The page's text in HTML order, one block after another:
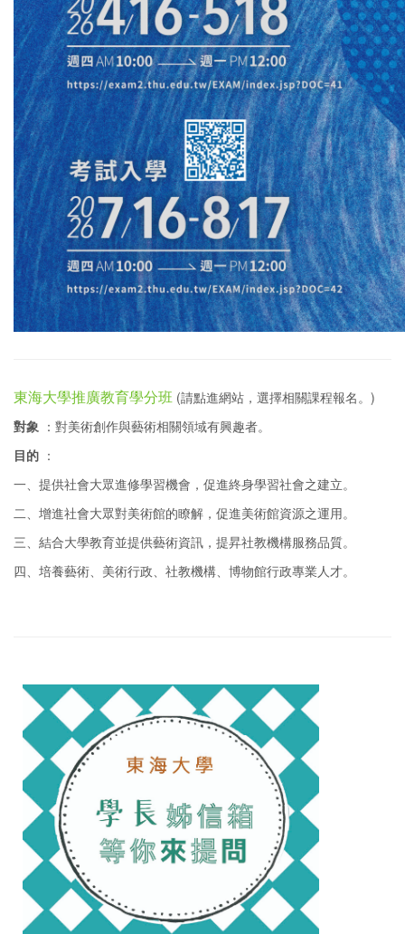
東海大學推廣教育學分班 (請點進網站，選擇相關課程報名。)
對象 ：對美術創作與藝術相關領域有興趣者。
目的 ：
一、提供社會大眾進修學習機會，促進終身學習社會之建立。
二、增進社會大眾對美術館的瞭解，促進美術館資源之運用。
三、結合大學教育並提供藝術資訊，提昇社教機構服務品質。
四、培養藝術、美術行政、社教機構、博物館行政專業人才。